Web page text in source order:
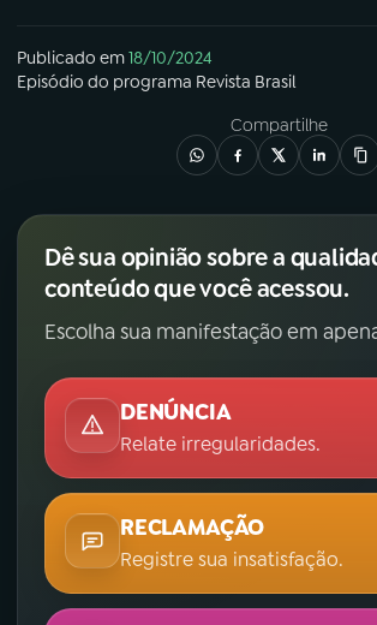
Publicado em18/10/2024
Episódio do programa Revista Brasil
Compartilhe
Dê sua opinião sobre a
conteúdo que você acessou.
Escolha sua manifestação em
DENÚNCIA
Relate irregularidades.
RECLAMAÇÃO
Registre sua insatisfação.